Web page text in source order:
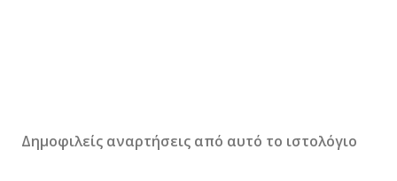
Δημοφιλείς αναρτήσεις από αυτό το ιστολόγιο